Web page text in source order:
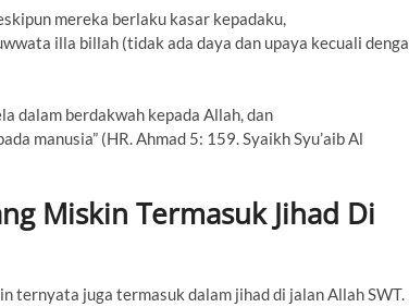
mereka berlaku kasar kepadaku,
illa billah (tidak ada daya dan upaya kecuali
dalam berdakwah kepada Allah, dan
manusia” (HR. Ahmad 5: 159. Syaikh Syu’aib Al
Miskin Termasuk Jihad Di
ternyata juga termasuk dalam jihad di jalan Allah SWT.